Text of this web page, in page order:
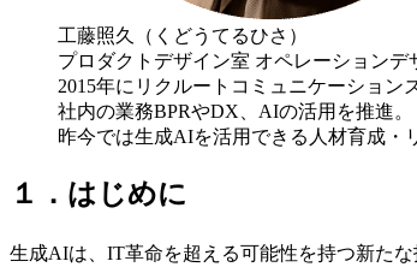
工藤照久（くどうてるひさ）
プロダクトデザイン室 オペレーションデ
2015年にリクルートコミュニケーション
社内の業務BPRやDX、AIの活用を推進。
昨今では生成AIを活用できる人材育成・
１．はじめに
生成AIは、IT革命を超える可能性を持つ新た